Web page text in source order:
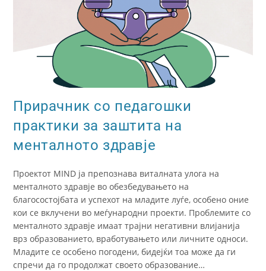
Прирачник со педагошки
практики за заштита на
менталното здравје
Проектот MIND ја препознава виталната улога на
менталното здравје во обезбедувањето на
благосостојбата и успехот на младите луѓе, особено оние
кои се вклучени во меѓународни проекти. Проблемите со
менталното здравје имаат трајни негативни влијанија
врз образованието, вработувањето или личните односи.
Младите се особено погодени, бидејќи тоа може да ги
спречи да го продолжат своето образование…